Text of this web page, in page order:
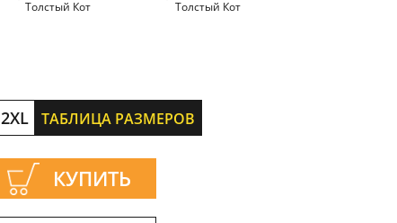
Толстый Кот
Толстый Кот
2XL ТАБЛИЦА РАЗМЕРОВ
КУПИТЬ